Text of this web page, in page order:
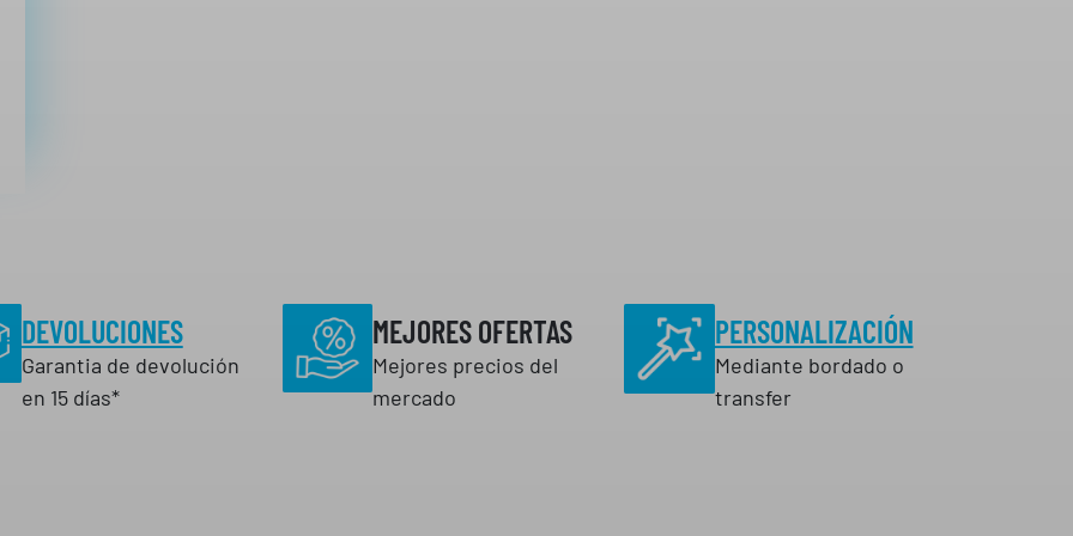
DEVOLUCIONES
Garantia de devolución
en 15 días*
MEJORES OFERTAS
Mejores precios del
mercado
PERSONALIZACIÓN
Mediante bordado o
transfer